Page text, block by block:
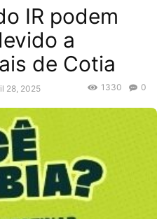
IR podem
a
de Cotia
28, 2025 0
1330